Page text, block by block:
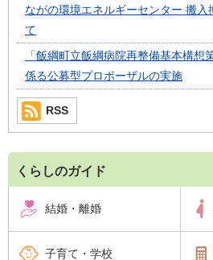
ながの環境エネルギーセンター 搬
て
「飯綱町立飯綱病院再整備基本構想
係る公募型プロポーザルの実施
RSS
くらしのガイド
結婚・離婚
子育て・学校